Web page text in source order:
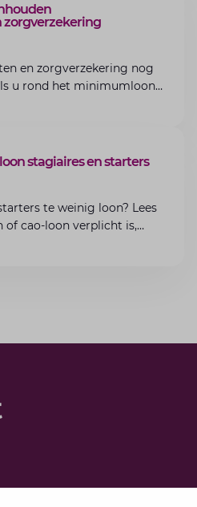
zorgverzekering
en zorgverzekering nog
u rond het minimumloon
stagiaires en starters
te weinig loon? Lees
cao-loon verplicht is,